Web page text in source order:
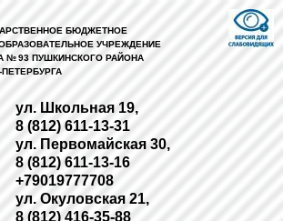
БЮДЖЕТНОЕ
УЧРЕЖДЕНИЕ
№ 93 ПУШКИНСКОГО РАЙОНА
ПЕТЕРБУРГА
ул. Школьная 19,
8 (812) 611-13-31
ул. Первомайская 30,
8 (812) 611-13-16
+79019777708
ул. Окуловская 21,
8 (812) 416-35-88